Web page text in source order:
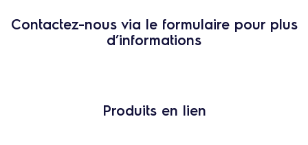
Contactez-nous via le formulaire pour plus
d’informations
Produits en lien